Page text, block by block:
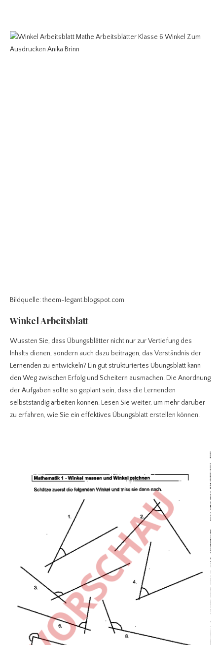
Bildquelle: theem-legant.blogspot.com
Winkel Arbeitsblatt
Wussten Sie, dass Übungsblätter nicht nur zur Vertiefung des
Inhalts dienen, sondern auch dazu beitragen, das Verständnis der
Lernenden zu entwickeln? Ein gut strukturiertes Übungsblatt kann
den Weg zwischen Erfolg und Scheitern ausmachen. Die Anordnung
der Aufgaben sollte so geplant sein, dass die Lernenden
selbstständig arbeiten können. Lesen Sie weiter, um mehr darüber
zu erfahren, wie Sie ein effektives Übungsblatt erstellen können.